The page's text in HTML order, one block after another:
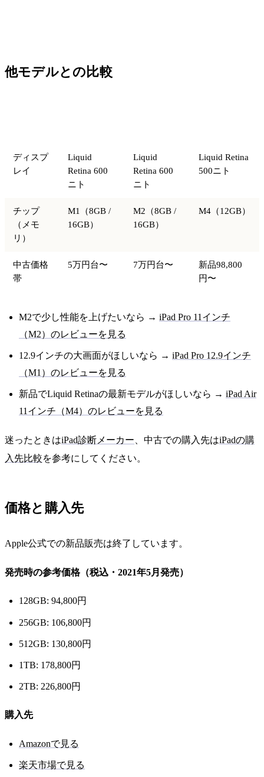
他モデルとの比較
ディスプ
レイ
Liquid
Retina 600
ニト
Liquid
Retina 600
ニト
Liquid Retina
500ニト
チップ
（メモ
リ）
M1（8GB /
16GB）
M2（8GB /
16GB）
M4（12GB）
中古価格
帯
5万円台〜 7万円台〜
新品98,800
円〜
M2で少し性能を上げたいなら → iPad Pro 11インチ
（M2）のレビューを見る
12.9インチの大画面がほしいなら → iPad Pro 12.9インチ
（M1）のレビューを見る
新品でLiquid Retinaの最新モデルがほしいなら → iPad Air
11インチ（M4）のレビューを見る
迷ったときはiPad診断メーカー 、中古での購入先はiPadの購
入先比較を参考にしてください。
価格と購入先
Apple公式での新品販売は終了しています。
発売時の参考価格（税込・2021年5月発売）
128GB: 94,800円
256GB: 106,800円
512GB: 130,800円
1TB: 178,800円
2TB: 226,800円
購入先
Amazonで見る
楽天市場で見る